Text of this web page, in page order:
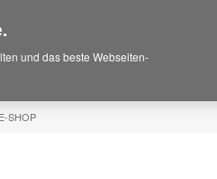
SHOP
und das beste Webseiten-